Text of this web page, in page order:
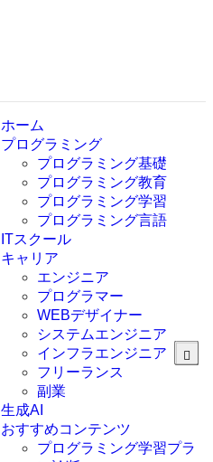
ホーム
プログラミング
プログラミング基礎
プログラミング教育
プログラミング学習
プログラミング言語
C言語
C#
VBA
Go言語
Kotlin
Java
JavaScript
Swift
Ruby
ITスクール
キャリア
エンジニア
プログラマー
WEBデザイナー
システムエンジニア
インフラエンジニア
フリーランス
副業
生成AI
おすすめコンテンツ
プログラミング学習プラ